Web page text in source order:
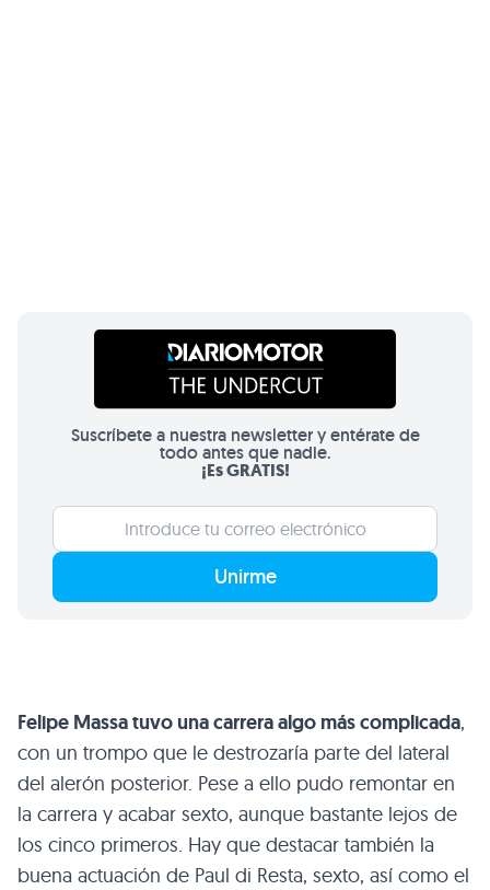
Suscríbete a nuestra newsletter y entérate de
todo antes que nadie.
¡Es GRATIS!
Unirme
Felipe Massa tuvo una carrera algo más complicada,
con un trompo que le destrozaría parte del lateral
del alerón posterior. Pese a ello pudo remontar en
la carrera y acabar sexto, aunque bastante lejos de
los cinco primeros. Hay que destacar también la
buena actuación de Paul di Resta, sexto, así como el